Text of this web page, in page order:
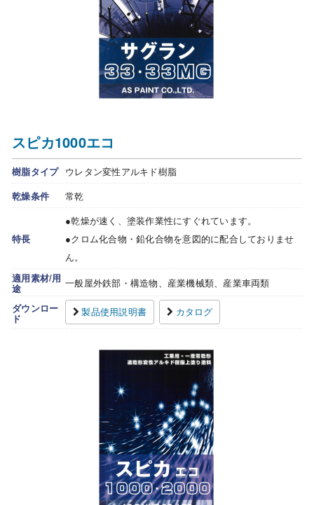
スピカ1000エコ
樹脂タイプ ウレタン変性アルキド樹脂
乾燥条件
常乾
特長
●乾燥が速く、塗装作業性にすぐれています。
●クロム化合物・鉛化合物を意図的に配合しておりませ
ん。
適用素材/用
途
一般屋外鉄部・構造物、産業機械類、産業車両類
ダウンロー
ド
製品使用説明書 カタログ